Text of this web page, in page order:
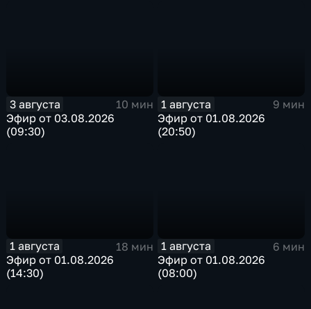
3 августа
10 мин
Эфир от 03.08.2026
(09:30)
1 августа
9 мин
Эфир от 01.08.2026
(20:50)
1 августа
18 мин
Эфир от 01.08.2026
(14:30)
1 августа
6 мин
Эфир от 01.08.2026
(08:00)